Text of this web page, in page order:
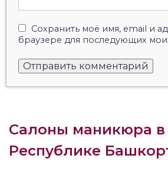
Сохранить моё имя, email и
браузере для последующих
Салоны маникюра в
Республике